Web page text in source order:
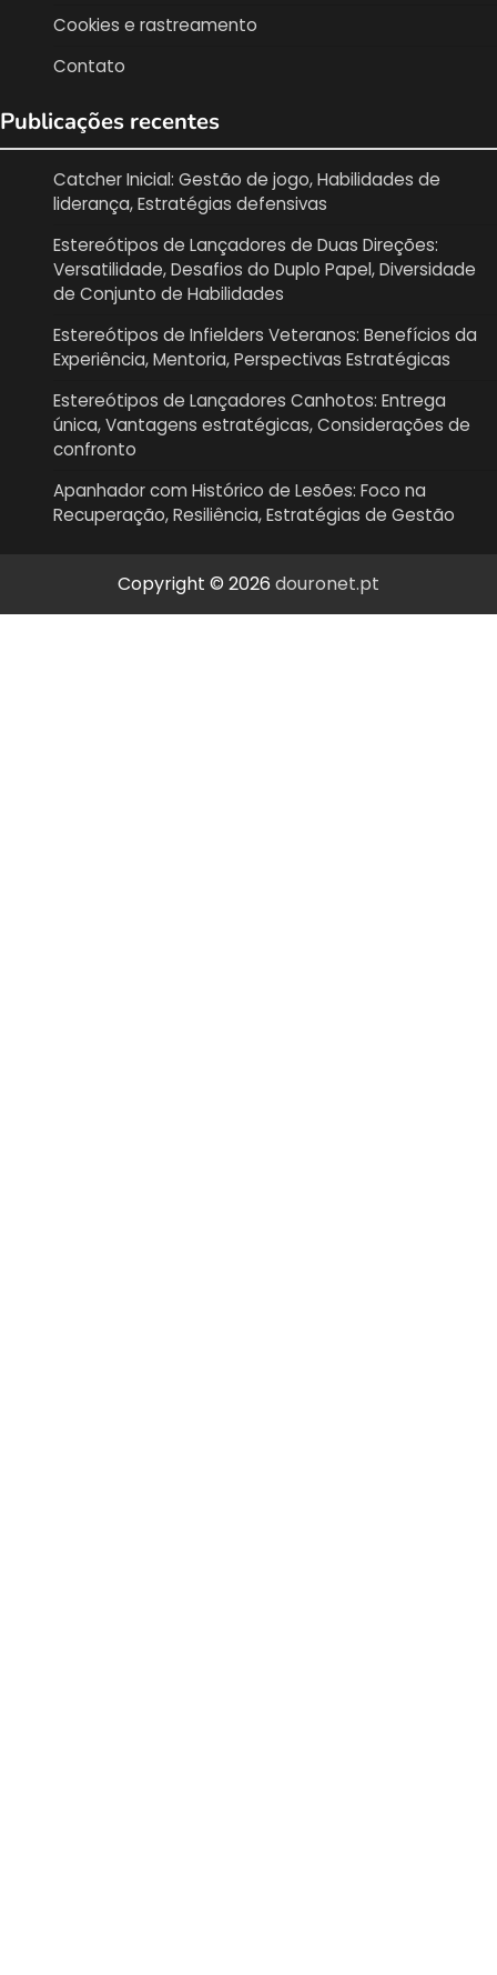
Cookies e rastreamento
Contato
Publicações recentes
Catcher Inicial: Gestão de jogo, Habilidades de
liderança, Estratégias defensivas
Estereótipos de Lançadores de Duas Direções:
Versatilidade, Desafios do Duplo Papel, Diversidade
de Conjunto de Habilidades
Estereótipos de Infielders Veteranos: Benefícios da
Experiência, Mentoria, Perspectivas Estratégicas
Estereótipos de Lançadores Canhotos: Entrega
única, Vantagens estratégicas, Considerações de
confronto
Apanhador com Histórico de Lesões: Foco na
Recuperação, Resiliência, Estratégias de Gestão
Copyright © 2026 douronet.pt